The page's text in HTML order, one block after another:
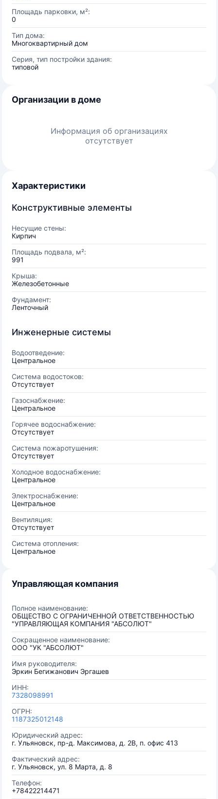
Площадь парковки, м²:
0
Тип дома:
Многоквартирный дом
Серия, тип постройки здания:
типовой
Организации в доме
Информация об организациях
отсутствует
Характеристики
Конструктивные элементы
Несущие стены:
Кирпич
Площадь подвала, м²:
991
Крыша:
Железобетонные
Фундамент:
Ленточный
Инженерные системы
Водоотведение:
Центральное
Система водостоков:
Отсутствует
Газоснабжение:
Центральное
Горячее водоснабжение:
Отсутствует
Система пожаротушения:
Отсутствует
Холодное водоснабжение:
Центральное
Электроснабжение:
Центральное
Вентиляция:
Отсутствует
Система отопления:
Центральное
Управляющая компания
Полное наименование:
ОБЩЕСТВО С ОГРАНИЧЕННОЙ ОТВЕТСТВЕННОСТЬЮ
"УПРАВЛЯЮЩАЯ КОМПАНИЯ "АБСОЛЮТ"
Сокращенное наименование:
ООО "УК "АБСОЛЮТ"
Имя руководителя:
Эркин Бегижанович Эргашев
ИНН:
7328098991
ОГРН:
1187325012148
Юридический адрес:
г. Ульяновск, пр-д. Максимова, д. 2В, п. офис 413
Фактический адрес:
г. Ульяновск, ул. 8 Марта, д. 8
Телефон:
+78422214471